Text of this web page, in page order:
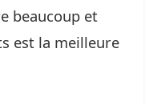
beaucoup et
est la meilleure